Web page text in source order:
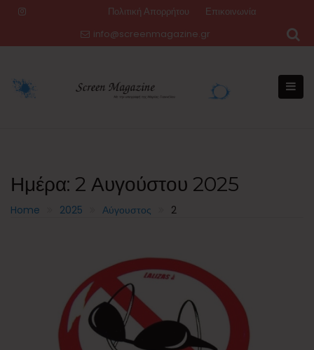
Πολιτική Απορρήτου
Επικοινωνία
info@screenmagazine.gr
Ημέρα: 2 Αυγούστου 2025
Home 2025 Αύγουστος 2